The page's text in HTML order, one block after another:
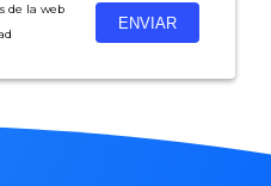
de la web